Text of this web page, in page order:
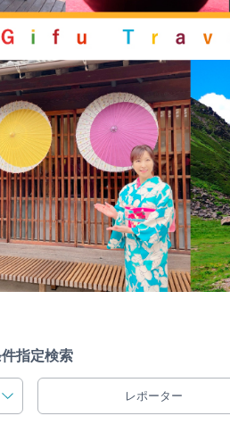
岐阜県観光デー
旅行会社・観光事
動画ライブ
運営組織
指定検索
レポーター